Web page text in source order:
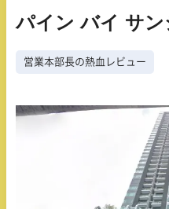
パイン バイ サン
営業本部長の熱血レビュー